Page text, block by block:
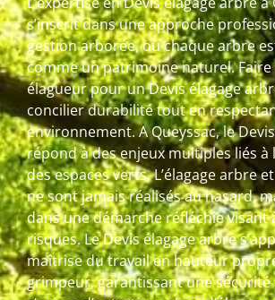
s’inscrit dans une approche
gestion arborée, où chaque arbre
comme un patrimoine naturel. Faire
élagueur pour un Devis élagage
concilier durabilité tout en
environnement. A Queyssac, le
répond à des enjeux multiples liés
des espaces verts. L’élagage arbre
ne sont jamais réalisés au hasard,
dans une démarche réfléchie visant
risques. Le Devis élagage arbre
maîtrise du travail en hauteur
grimpeur, garantissant une sécurité